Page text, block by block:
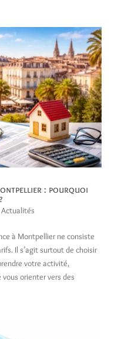
: pourquoi
Actualités
à Montpellier ne consiste
Il s’agit surtout de choisir
votre activité,
orienter vers des